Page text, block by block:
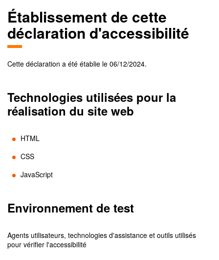
Établissement de cette
déclaration d'accessibilité
Cette déclaration a été établie le 06/12/2024.
Technologies utilisées pour la
réalisation du site web
HTML
CSS
JavaScript
Environnement de test
Agents utilisateurs, technologies d'assistance et outils utilisés
pour vérifier l'accessibilité